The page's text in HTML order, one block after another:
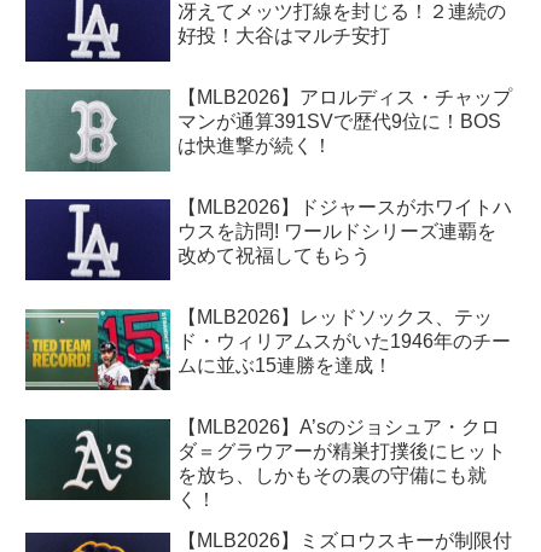
冴えてメッツ打線を封じる！２連続の
好投！大谷はマルチ安打
【MLB2026】アロルディス・チャップ
マンが通算391SVで歴代9位に！BOS
は快進撃が続く！
【MLB2026】ドジャースがホワイトハ
ウスを訪問! ワールドシリーズ連覇を
改めて祝福してもらう
【MLB2026】レッドソックス、テッ
ド・ウィリアムスがいた1946年のチー
ムに並ぶ15連勝を達成！
【MLB2026】A’sのジョシュア・クロ
ダ＝グラウアーが精巣打撲後にヒット
を放ち、しかもその裏の守備にも就
く！
【MLB2026】ミズロウスキーが制限付